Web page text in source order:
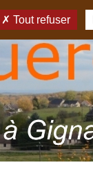
Tout refuser